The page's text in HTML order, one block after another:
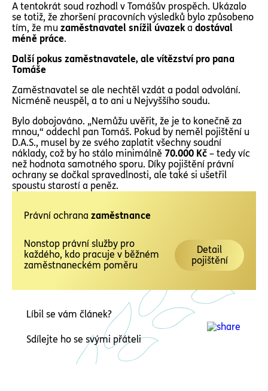
A tentokrát soud rozhodl v Tomášův prospěch. Ukázalo
se totiž, že zhoršení pracovních výsledků bylo způsobeno
tím, že mu zaměstnavatel snížil úvazeka dostával
méně práce.
Další pokus zaměstnavatele, ale vítězství pro pana
Tomáše
Zaměstnavatel se ale nechtěl vzdát a podal odvolání.
Nicméně neuspěl, a to ani u Nejvyššího soudu.
Bylo dobojováno. „Nemůžu uvěřit, že je to konečně za
mnou,“ oddechl pan Tomáš. Pokud by neměl pojištění u
D.A.S., musel by ze svého zaplatit všechny soudní
náklady, což by ho stálo minimálně 70.000 Kč – tedy víc
než hodnota samotného sporu. Díky pojištění právní
ochrany se dočkal spravedlnosti, ale také si ušetřil
spoustu starostí a peněz.
Právní ochrana zaměstnance
Nonstop právní služby pro
každého, kdo pracuje v běžném
zaměstnaneckém poměru
Detail
pojištění
Líbil se vám článek?
Sdílejte ho se svými přáteli